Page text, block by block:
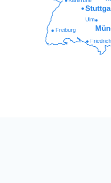
Freiburg
Ulm